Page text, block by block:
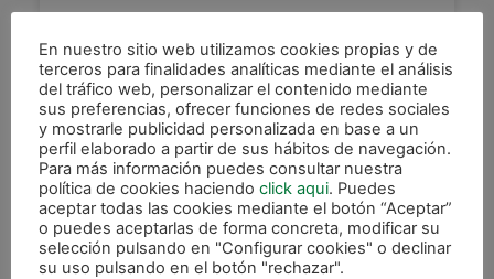
Verdes, Somos Rojos»
Esta mañana se ha presentado ante los medios
de comunicación en el Pabellón Anaitasuna el
nuevo e ilusionante proyecto, apoyado por el C.A.
Osasuna, «SOMOS
LEER MÁS »
4 octubre, 2018
En nuestro sitio web utilizamos cookies propias y de
terceros para finalidades analíticas mediante el análisis
del tráfico web, personalizar el contenido mediante
sus preferencias, ofrecer funciones de redes sociales
y mostrarle publicidad personalizada en base a un
perfil elaborado a partir de sus hábitos de navegación.
Para más información puedes consultar nuestra
política de cookies haciendo click aqui. Puedes
aceptar todas las cookies mediante el botón “Aceptar”
o puedes aceptarlas de forma concreta, modificar su
selección pulsando en "Configurar cookies" o declinar
su uso pulsando en el botón "rechazar".